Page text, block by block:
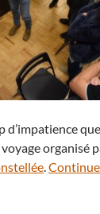
d’impatience
organisé
.